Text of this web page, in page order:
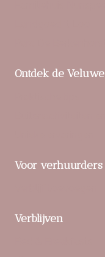
Ontdek de Veluwe
Voor verhuurders
Verblijven